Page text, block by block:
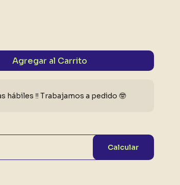
Agregar al Carrito
hábiles ‼️ Trabajamos a pedido 🤓
Calcular